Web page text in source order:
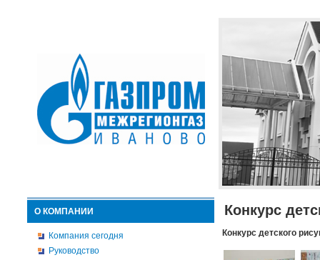
О КОМПАНИИ
Компания сегодня
Руководство
Конкурс
Конкурс детского